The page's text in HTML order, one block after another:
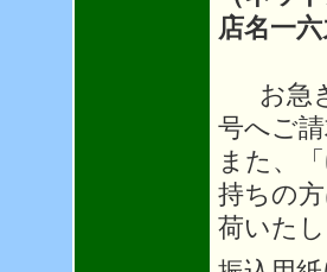
店名一
お急ぎ
号へご
また、
持ちの
荷いた